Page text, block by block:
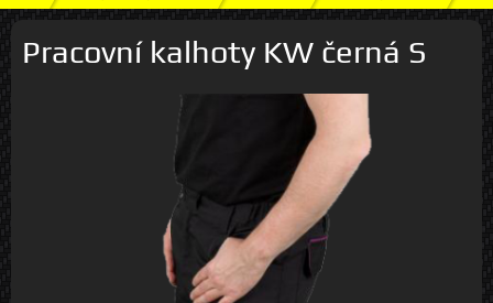
Pracovní kalhoty KW černá S